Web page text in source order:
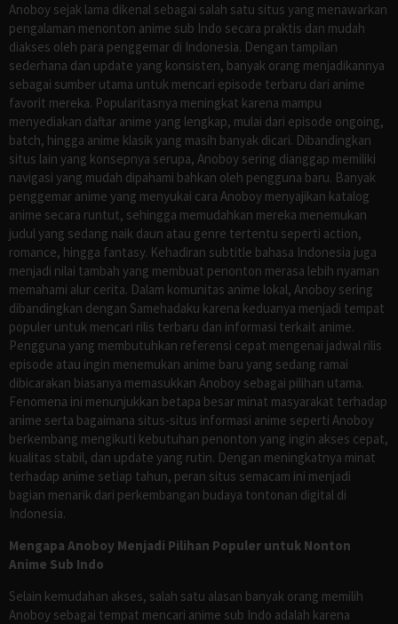
Anoboy sejak lama dikenal sebagai salah satu situs yang menawarkan
pengalaman menonton anime sub Indo secara praktis dan mudah
diakses oleh para penggemar di Indonesia. Dengan tampilan
sederhana dan update yang konsisten, banyak orang menjadikannya
sebagai sumber utama untuk mencari episode terbaru dari anime
favorit mereka. Popularitasnya meningkat karena mampu
menyediakan daftar anime yang lengkap, mulai dari episode ongoing,
batch, hingga anime klasik yang masih banyak dicari. Dibandingkan
situs lain yang konsepnya serupa, Anoboy sering dianggap memiliki
navigasi yang mudah dipahami bahkan oleh pengguna baru. Banyak
penggemar anime yang menyukai cara Anoboy menyajikan katalog
anime secara runtut, sehingga memudahkan mereka menemukan
judul yang sedang naik daun atau genre tertentu seperti action,
romance, hingga fantasy. Kehadiran subtitle bahasa Indonesia juga
menjadi nilai tambah yang membuat penonton merasa lebih nyaman
memahami alur cerita. Dalam komunitas anime lokal, Anoboy sering
dibandingkan dengan Samehadaku karena keduanya menjadi tempat
populer untuk mencari rilis terbaru dan informasi terkait anime.
Pengguna yang membutuhkan referensi cepat mengenai jadwal rilis
episode atau ingin menemukan anime baru yang sedang ramai
dibicarakan biasanya memasukkan Anoboy sebagai pilihan utama.
Fenomena ini menunjukkan betapa besar minat masyarakat terhadap
anime serta bagaimana situs-situs informasi anime seperti Anoboy
berkembang mengikuti kebutuhan penonton yang ingin akses cepat,
kualitas stabil, dan update yang rutin. Dengan meningkatnya minat
terhadap anime setiap tahun, peran situs semacam ini menjadi
bagian menarik dari perkembangan budaya tontonan digital di
Indonesia.
Mengapa Anoboy Menjadi Pilihan Populer untuk Nonton
Anime Sub Indo
Selain kemudahan akses, salah satu alasan banyak orang memilih
Anoboy sebagai tempat mencari anime sub Indo adalah karena